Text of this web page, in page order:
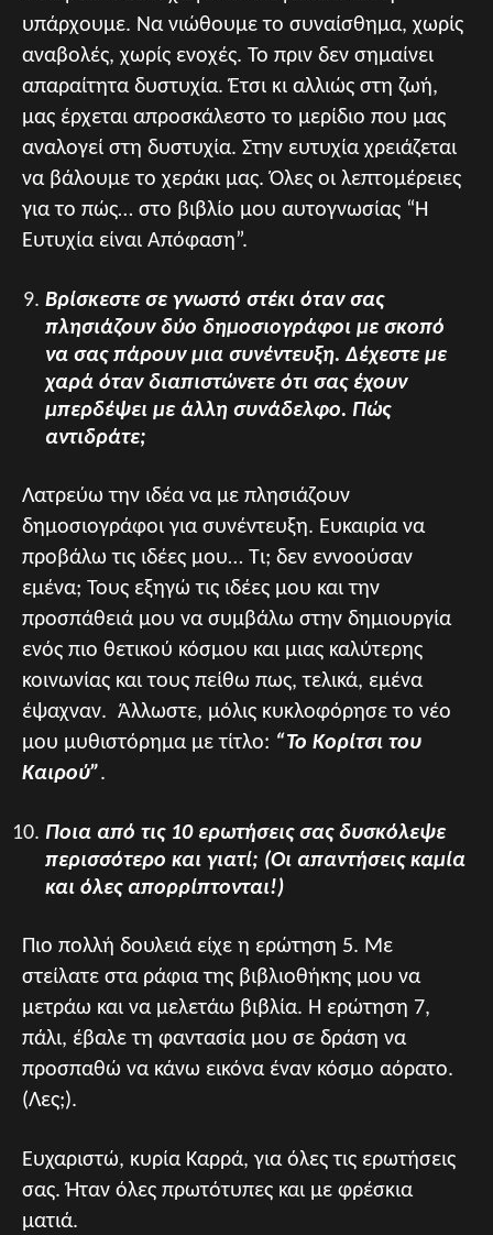
υπάρχουμε. Να νιώθουμε το συναίσθημα, χωρίς
αναβολές, χωρίς ενοχές. Το πριν δεν σημαίνει
απαραίτητα δυστυχία. Έτσι κι αλλιώς στη ζωή,
μας έρχεται απροσκάλεστο το μερίδιο που μας
αναλογεί στη δυστυχία. Στην ευτυχία χρειάζεται
να βάλουμε το χεράκι μας. Όλες οι λεπτομέρειες
για το πώς… στο βιβλίο μου αυτογνωσίας “Η
Ευτυχία είναι Απόφαση”.
Βρίσκεστε σε γνωστό στέκι όταν σας
πλησιάζουν δύο δημοσιογράφοι με σκοπό
να σας πάρουν μια συνέντευξη. Δέχεστε με
χαρά όταν διαπιστώνετε ότι σας έχουν
μπερδέψει με άλλη συνάδελφο. Πώς
αντιδράτε;
Λατρεύω την ιδέα να με πλησιάζουν
δημοσιογράφοι για συνέντευξη. Ευκαιρία να
προβάλω τις ιδέες μου… Τι; δεν εννοούσαν
εμένα; Τους εξηγώ τις ιδέες μου και την
προσπάθειά μου να συμβάλω στην δημιουργία
ενός πιο θετικού κόσμου και μιας καλύτερης
κοινωνίας και τους πείθω πως, τελικά, εμένα
έψαχναν. Άλλωστε, μόλις κυκλοφόρησε το νέο
μου μυθιστόρημα με τίτλο: “Το Κορίτσι του
Καιρού”.
Ποια από τις 10 ερωτήσεις σας δυσκόλεψε
περισσότερο και γιατί; (Οι απαντήσεις καμία
και όλες απορρίπτονται!)
Πιο πολλή δουλειά είχε η ερώτηση 5. Με
στείλατε στα ράφια της βιβλιοθήκης μου να
μετράω και να μελετάω βιβλία. Η ερώτηση 7,
πάλι, έβαλε τη φαντασία μου σε δράση να
προσπαθώ να κάνω εικόνα έναν κόσμο αόρατο.
(Λες;).
Ευχαριστώ, κυρία Καρρά, για όλες τις ερωτήσεις
σας. Ήταν όλες πρωτότυπες και με φρέσκια
ματιά.